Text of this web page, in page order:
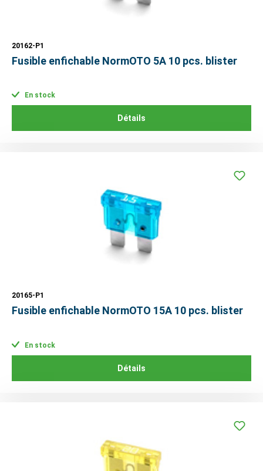
20162-P1
Fusible enfichable NormOTO 5A 10 pcs. blister
En stock
Détails
20165-P1
Fusible enfichable NormOTO 15A 10 pcs. blister
En stock
Détails